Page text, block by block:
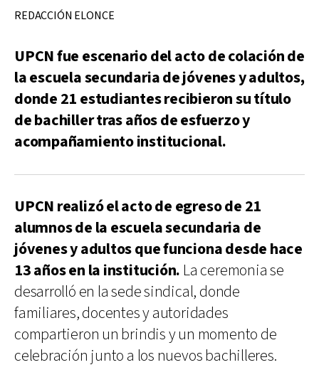
REDACCIÓN ELONCE
UPCN fue escenario del acto de colación de
la escuela secundaria de jóvenes y adultos,
donde 21 estudiantes recibieron su título
de bachiller tras años de esfuerzo y
acompañamiento institucional.
UPCN realizó el acto de egreso de 21
alumnos de la escuela secundaria de
jóvenes y adultos que funciona desde hace
13 años en la institución. La ceremonia se
desarrolló en la sede sindical, donde
familiares, docentes y autoridades
compartieron un brindis y un momento de
celebración junto a los nuevos bachilleres.